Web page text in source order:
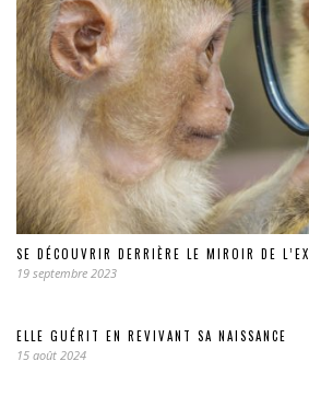
SE DÉCOUVRIR DERRIÈRE LE MIROIR DE
19 septembre 2023
ELLE GUÉRIT EN REVIVANT SA NAISSANCE
15 août 2024